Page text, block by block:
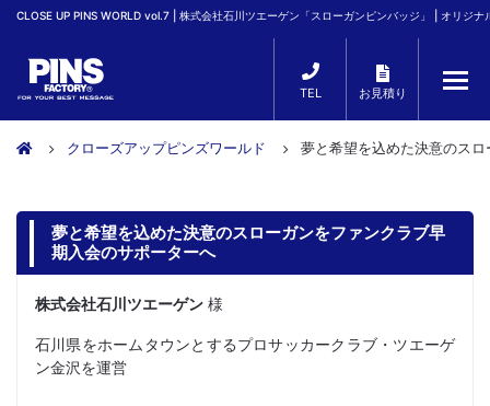
CLOSE UP PINS WORLD vol.7 | 株式会社石川ツエーゲン「スローガンピンバッジ」 | オリジ
TEL お見積り
クローズアップピンズワールド 夢と希望を込めた決意のス
夢と希望を込めた決意のスローガンをファンクラブ早
期入会のサポーターへ
株式会社石川ツエーゲン 様
石川県をホームタウンとするプロサッカークラブ・ツエーゲ
ン金沢を運営